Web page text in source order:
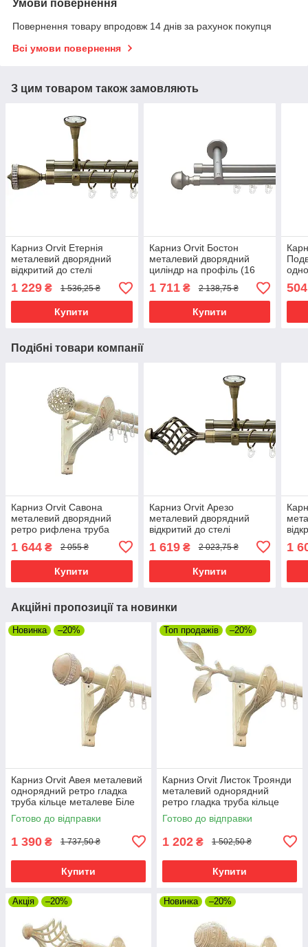
Умови повернення
Повернення товару впродовж 14 днів за рахунок покупця
Всі умови повернення
З цим товаром також замовляють
Карниз Orvit Етернія
металевий дворядний
відкритий до стелі
металеве Антик 25\19 мм
200 см (00-00018858)
1 229 ₴ 1 536,25 ₴
Купити
Карниз Orvit Бостон
металевий дворядний
циліндр на профіль (16
Сатин 19\19 мм 240 см
(00-00015374)
1 711₴ 2 138,75 ₴
Купити
16
504
Подібні товари компанії
Карниз Orvit Савона
металевий дворядний
ретро рифлена труба
Золото 25\19 мм 240 см
(00-00021701)
1 644 ₴ 2 055 ₴
Купити
Карниз Orvit Арезо
металевий дворядний
відкритий до стелі
металеве Антик 25\19 мм
300 см (00-00018820)
1 619₴ 2 023,75 ₴
Купити
300
1
Акційні пропозиції та новинки
Новинка –20%
Карниз Orvit Авея металевий
однорядний ретро гладка
труба кільце металеве Біле
Золото 25 мм 300 см (00-
00010517)
Готово до відправки
1 390 ₴ 1 737,50 ₴
Купити
Топ продажів –20%
Карниз Orvit Листок Троянди
металевий однорядний
ретро гладка труба кільце
металеве Біле Золото 25 мм
300 см (00-00010537)
Готово до відправки
1 202 ₴ 1 502,50 ₴
Купити
Акція –20% Новинка –20%